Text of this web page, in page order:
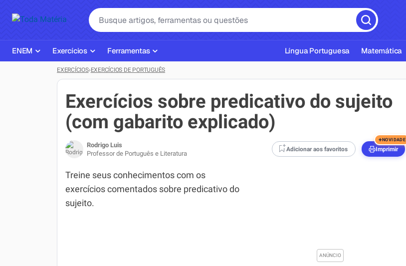
ENEM
Página Inicial ENEM
Plano de Estudos
Matérias do ENEM
Corretor de Redação
Exercícios ENEM
Simulados ENEM
Exercícios
ENEM
Matemática
Português
História
Biologia
Inglês
Geografia
Ferramentas
Ajudante de Dever de Casa
Corretor de Redação
Exercícios
Gerador Referências Bibliográficas ABNT
Língua Portuguesa Matemática
EXERCÍCIOS›EXERCÍCIOS DE PORTUGUÊS
Exercícios sobre predicativo do sujeito
(com gabarito explicado)
Rodrigo Luis
Professor de Português e Literatura
Adicionar aos favoritos Imprimir
+NOVIDADE
Treine seus conhecimentos com os
exercícios comentados sobre predicativo do
sujeito.